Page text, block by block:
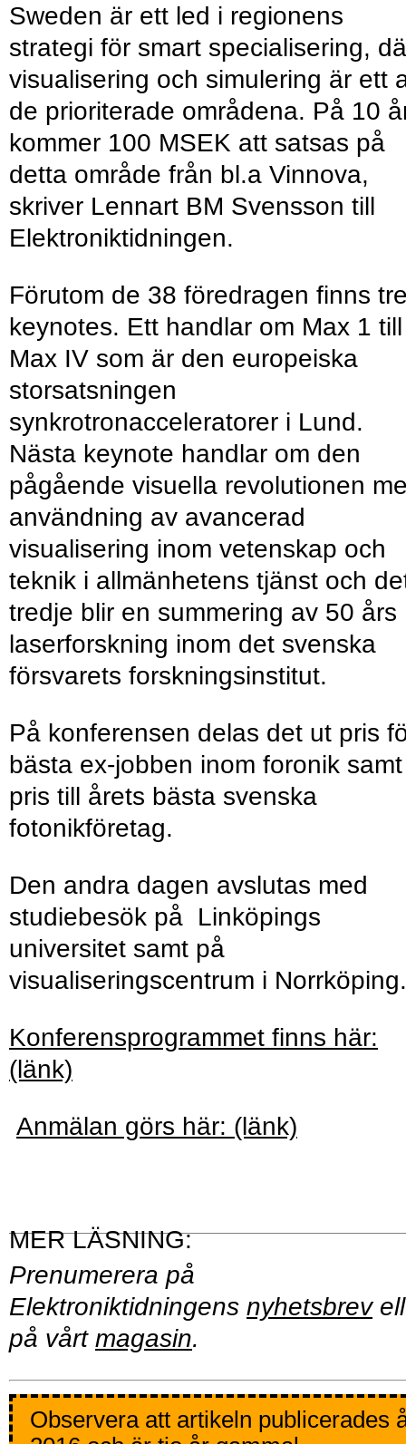
Sweden är ett led i regionens
strategi för smart specialisering,
visualisering och simulering är ett
de prioriterade områdena. På 10
kommer 100 MSEK att satsas på
detta område från bl.a Vinnova,
skriver Lennart BM Svensson till
Elektroniktidningen.
Förutom de 38 föredragen finns
keynotes. Ett handlar om Max 1 till
Max IV som är den europeiska
storsatsningen
synkrotronacceleratorer i Lund.
Nästa keynote handlar om den
pågående visuella revolutionen
användning av avancerad
visualisering inom vetenskap och
teknik i allmänhetens tjänst och
tredje blir en summering av 50 års
laserforskning inom det svenska
försvarets forskningsinstitut.
På konferensen delas det ut pris
bästa ex-jobben inom foronik samt
pris till årets bästa svenska
fotonikföretag.
Den andra dagen avslutas med
studiebesök på Linköpings
universitet samt på
visualiseringscentrum i
Konferensprogrammet finns här:
(länk)
Anmälan görs här: (länk)
Prenumerera på
Elektroniktidningens nyhetsbrev
på vårt magasin.
Observera att artikeln publicerades